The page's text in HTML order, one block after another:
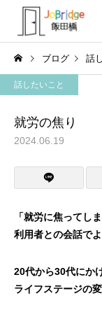
働き続ける
ブログ 話
話したいこと
就労の焦り
2024.06.19
「就労に焦ってし
利用者との会話で
20代から30代にか
ライフステージの